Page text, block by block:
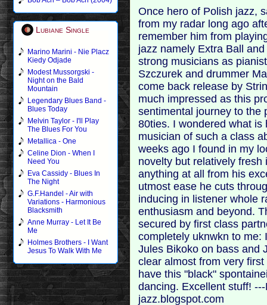
Lubiane Single
Marino Marini - Nie Placz
Kiedy Odjade
Modest Mussorgski -
Night on the Bald
Mountain
Legendary Blues Band -
Blues Today
Melvin Taylor - I'll Play
The Blues For You
Metallica - One
Celine Dion - When I
Need You
Eva Cassidy - Blues In
The Night
G.F.Handel - Air with
Variations - Harmonious
Blacksmith
Anne Murray - Let It Be
Me
Holmes Brothers - I Want
Jesus To Walk With Me
Once hero of Polish jazz,
from my radar long ago
remember him from
jazz namely Extra Ball
strong musicians as
Szczurek and drummer
come back release by
much impressed as this
sentimental journey to the
80ties. I wondered what
musician of such a class
weeks ago I found in my
novelty but relatively
anything at all from his
utmost ease he cuts
inducing in listener whole
enthusiasm and beyond.
secured by first class
completely uknwkn to me:
Jules Bikoko on bass and
clear almost from very
have this "black"
dancing. Excellent stuff!
jazz.blogspot.com